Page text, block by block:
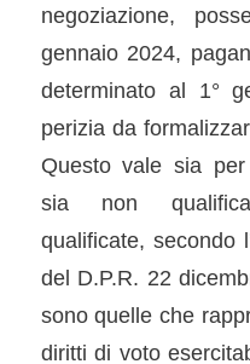
negoziazione,
gennaio 2024,
determinato al 1°
perizia da
Questo vale sia per
sia non
qualificate, secondo
del D.P.R. 22
sono quelle che
diritti di voto